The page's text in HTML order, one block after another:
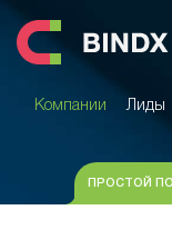
Компании Лиды
Компании Лиды
ПРОСТОЙ